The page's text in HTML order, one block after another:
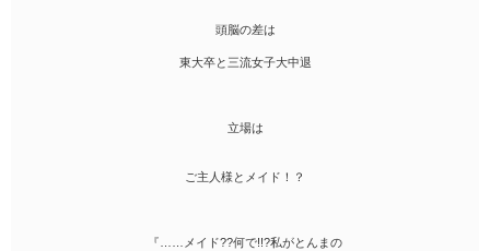
頭脳の差は
東大卒と三流女子大中退
立場は
ご主人様とメイド！？
『……メイド??何で!!?私がとんまの